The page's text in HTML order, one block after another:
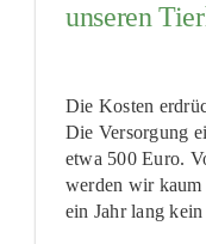
unseren
Die Kosten
Die Versorgung
etwa 500 Euro.
werden wir kaum
ein Jahr lang